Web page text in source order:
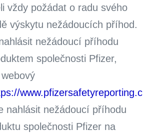
vždy požádat o radu svého
výskytu nežádoucích příhod.
nežádoucí příhodu
společnosti Pfizer,
www.pfizersafetyreporting.c
nahlásit nežádoucí příhodu
společnosti Pfizer na